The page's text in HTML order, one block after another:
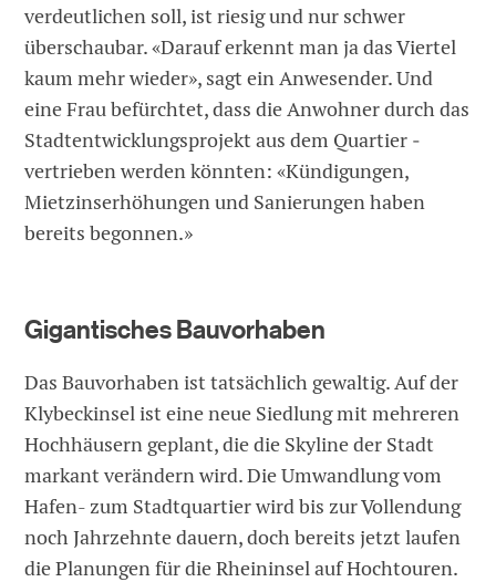
verdeutlichen soll, ist riesig und nur schwer
überschaubar. «Darauf erkennt man ja das Viertel
kaum mehr wieder», sagt ein Anwesender. Und
eine Frau befürchtet, dass die Anwohner durch das
Stadtentwicklungsprojekt aus dem Quar­tier ­
vertrieben werden könnten: «Kündi­gungen,
Mietzinserhöhungen und Sanierungen haben
bereits begonnen.»
Gigantisches Bauvorhaben
Das Bauvorhaben ist tatsächlich gewaltig. Auf der
Klybeckinsel ist eine neue Siedlung mit mehreren
Hochhäusern geplant, die die Skyline der Stadt
markant verändern wird. Die Umwandlung vom
Hafen- zum Stadtquartier wird bis zur Vollendung
noch Jahrzehnte dauern, doch bereits jetzt laufen
die Planungen für die Rheininsel auf Hochtouren.